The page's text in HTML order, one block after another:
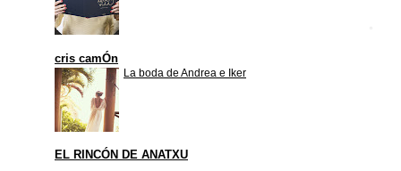
cris camÓn
La boda de Andrea e Iker
EL RINCÓN DE ANATXU